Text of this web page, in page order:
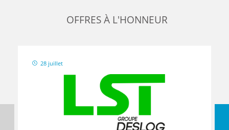
OFFRES À L'HONNEUR
28 juillet